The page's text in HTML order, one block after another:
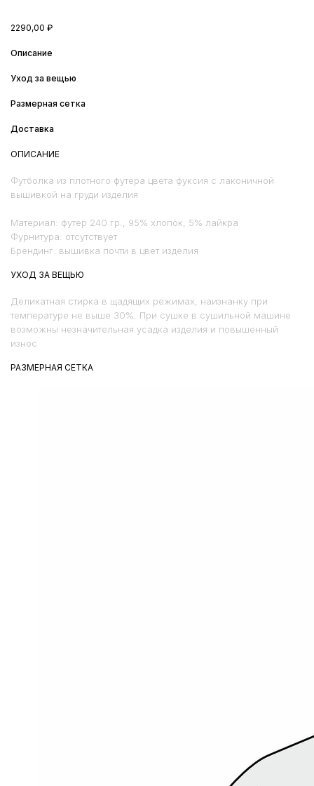
2290,00 ₽
Описание
Уход за вещью
Размерная сетка
Доставка
ОПИСАНИЕ
Футболка из плотного футера цвета фуксия с лаконичной
вышивкой на груди изделия
Материал: футер 240 гр., 95% хлопок, 5% лайкра
Фурнитура: отсутствует
Брендинг: вышивка почти в цвет изделия
УХОД ЗА ВЕЩЬЮ
Деликатная стирка в щадящих режимах, наизнанку при
температуре не выше 30%. При сушке в сушильной машине
возможны незначительная усадка изделия и повышенный
износ
РАЗМЕРНАЯ СЕТКА